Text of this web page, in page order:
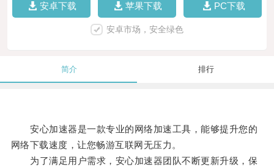
安卓下载 苹果下载 PC下载
安卓市场，安全绿色
简介 排行
安心加速器是一款专业的网络加速工具，能够提升您的
网络下载速度，让您畅游互联网无压力。
为了满足用户需求，安心加速器团队不断更新升级，保